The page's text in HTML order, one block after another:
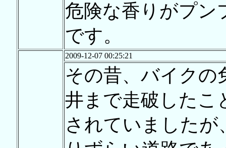
危険な香りがプン
です。
2009-12-07 00:25:21
その昔、バイクの
井まで走破したこ
されていました